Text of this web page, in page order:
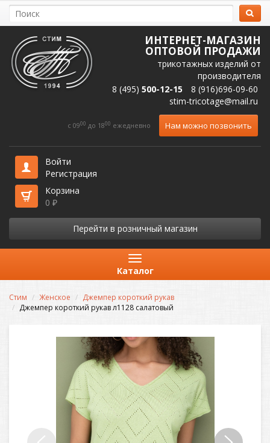
ИНТЕРНЕТ-МАГАЗИН
ОПТОВОЙ ПРОДАЖИ
трикотажных изделий от
производителя
8 (495) 500-12-15
8 (916)696-09-60
stim-tricotage@mail.ru
c 0900 до 1800 ежедневно Нам можно позвонить
Войти
Регистрация
Корзина
0 ₽
Перейти в розничный магазин
Каталог
Стим Женское
Джемпер короткий рукав
Джемпер короткий рукав л1128 салатовый